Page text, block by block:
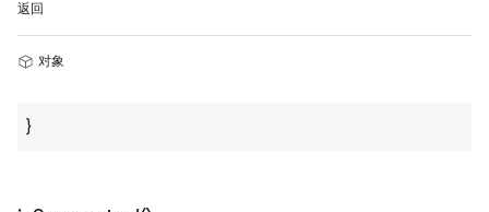
返回
对象
}